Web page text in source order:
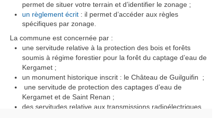
permet de situer votre terrain et d’identifier le zonage ;
un règlement écrit : il permet d’accéder aux règles
spécifiques par zonage.
La commune est concernée par :
une servitude relative à la protection des bois et forêts
soumis à régime forestier pour la forêt du captage d’eau de
Kergamet ;
un monument historique inscrit : le Château de Guilguifin ;
une servitude de protection des captages d’eau de
Kergamet et de Saint Renan ;
des servitudes relative aux transmissions radioélectriques,